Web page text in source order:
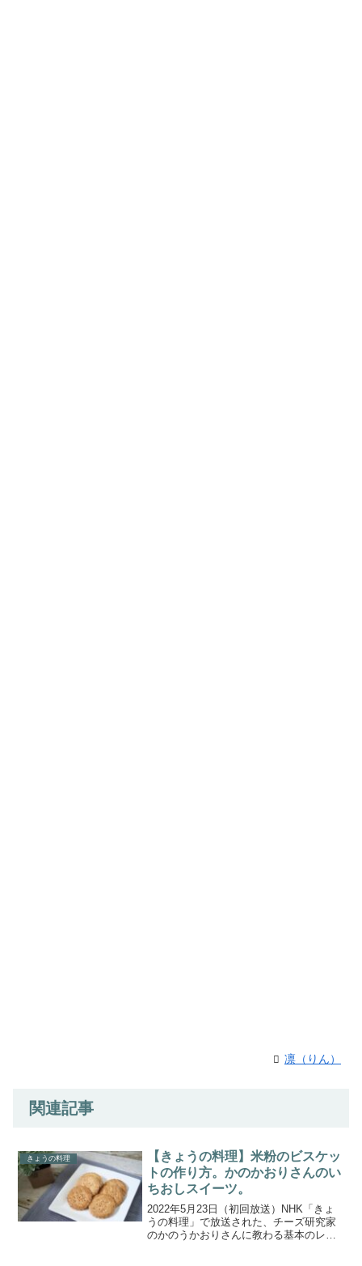
凛（りん）
関連記事
きょうの料理
【きょうの料理】米粉のビスケッ
トの作り方。かのかおりさんのい
ちおしスイーツ。
2022年5月23日（初回放送）NHK「きょ
うの料理」で放送された、チーズ研究家
のかのうかおりさんに教わる基本のレア